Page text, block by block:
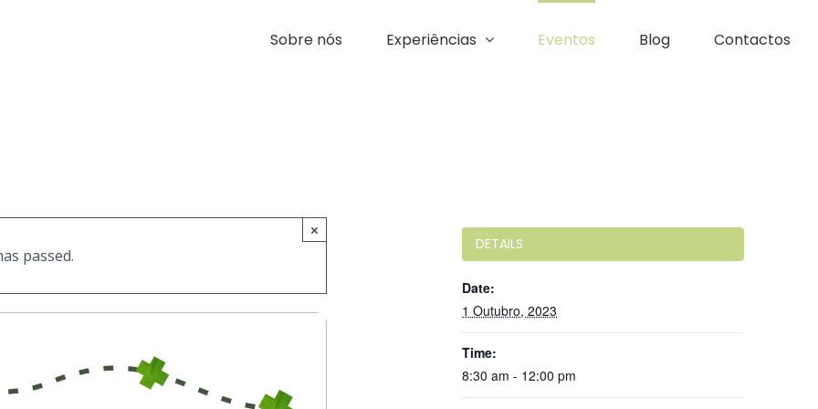
Sobre nós Experiências Eventos Blog Contactos
×
passed.
DETAILS
Date:
1 Outubro, 2023
Time:
8:30 am - 12:00 pm